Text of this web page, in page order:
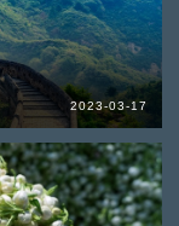
2023-03-17